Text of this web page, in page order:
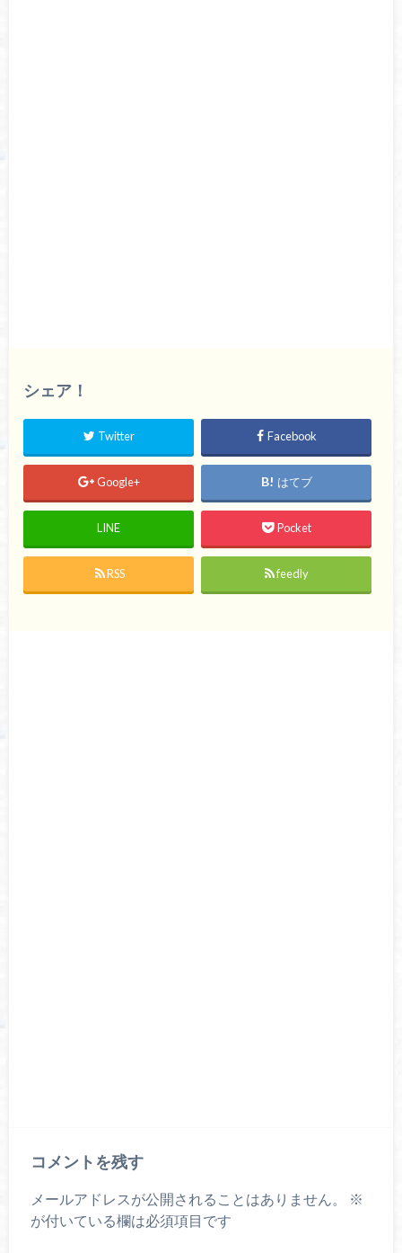
シェア！
Twitter Facebook
Google+ はてブ
LINE Pocket
RSS feedly
コメントを残す
メールアドレスが公開されることはありません。
※
が付いている欄は必須項目です